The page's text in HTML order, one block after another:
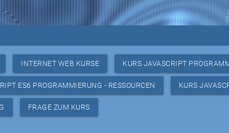
INTERNET WEB KURSE KURS JAVASCRIPT
ES6 PROGRAMMIERUNG - RESSOURCEN KURS
FRAGE ZUM KURS